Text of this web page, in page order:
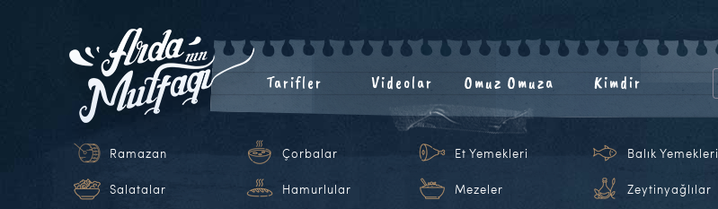
Tarifler Videolar Omuz Omuza Kimdir
Ramazan Çorbalar Et Yemekleri Balık Yemekleri
Salatalar Hamurlular Mezeler Zeytinyağlılar